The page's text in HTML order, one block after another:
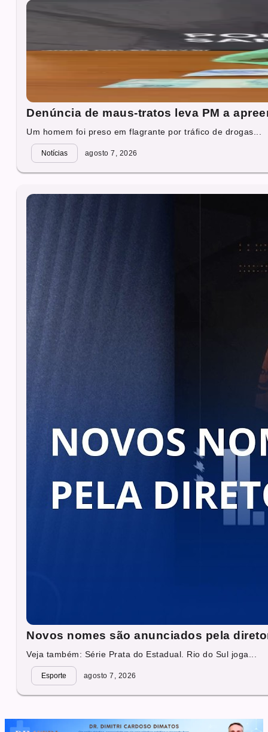
Denúncia de maus-tratos leva PM a
Um homem foi preso em flagrante por tráfico de drogas...
Notícias agosto 7, 2026
Novos nomes são anunciados pela
Veja também: Série Prata do Estadual. Rio do Sul joga...
Esporte agosto 7, 2026